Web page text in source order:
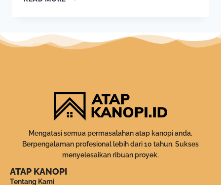
Mengatasi semua permasalahan atap kanopi anda.
Berpengalaman profesional lebih dari 10 tahun. Sukses
menyelesaikan ribuan proyek.
ATAP KANOPI
Tentang Kami